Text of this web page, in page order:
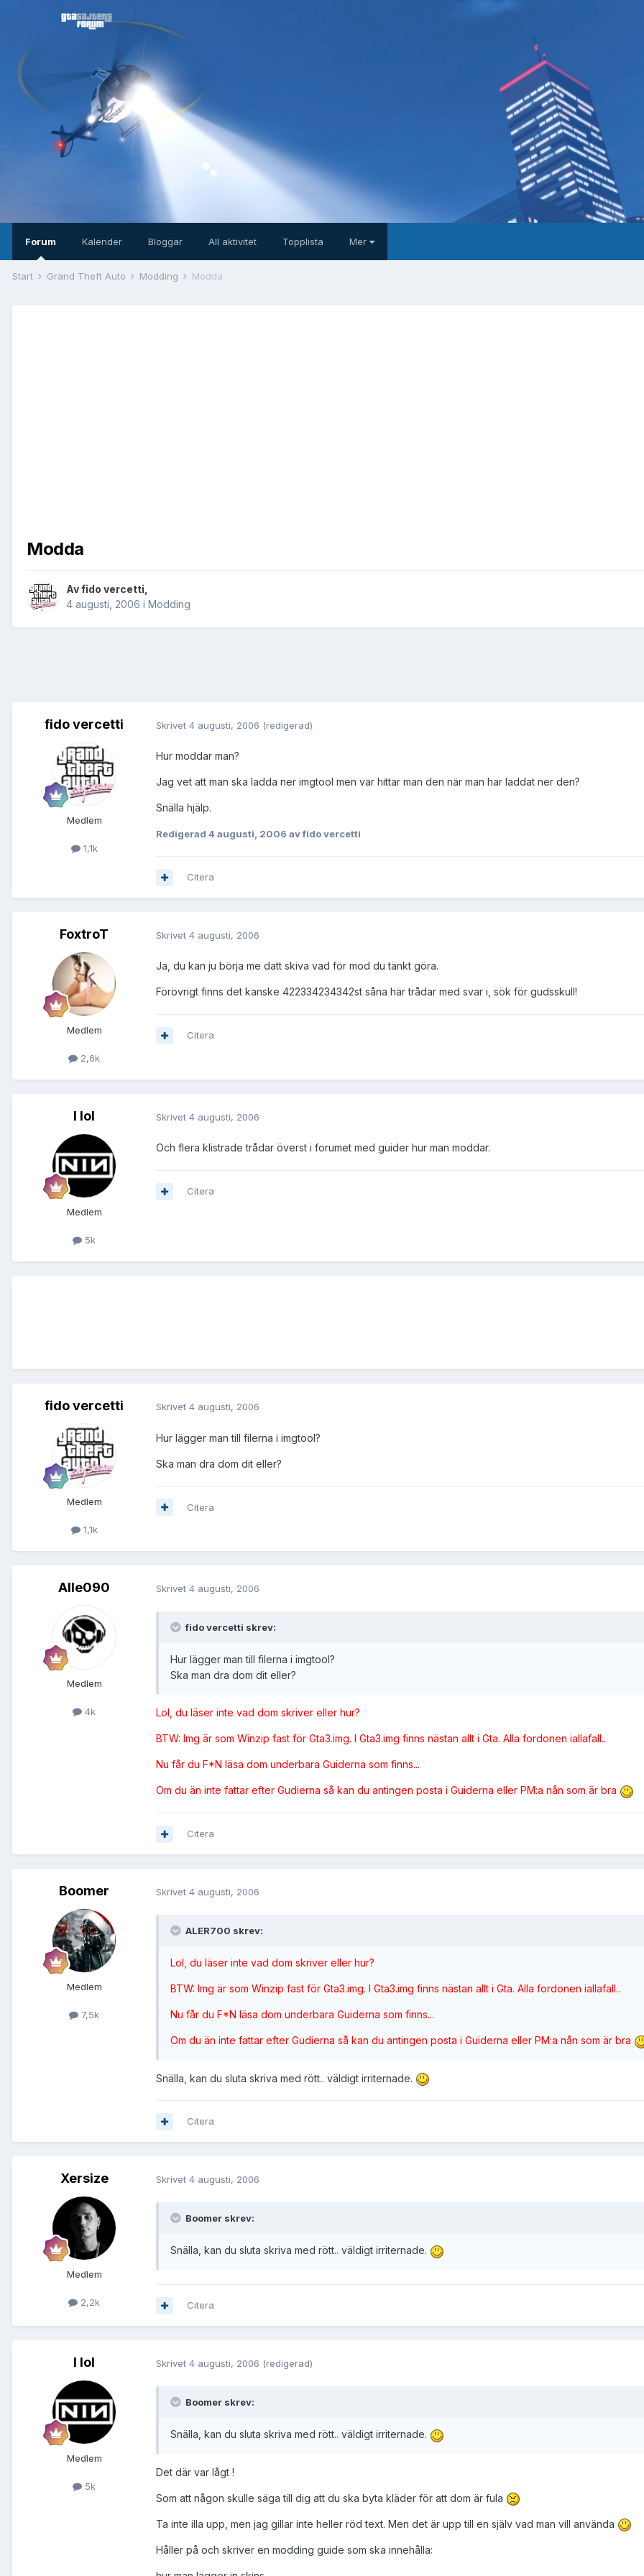
Forum Kalender Bloggar All aktivitet Topplista Mer
Start Grand Theft Auto Modding Modda
Modda
Avfido vercetti
4 augusti, 2006 i Modding
fido vercetti
Medlem
1,1k
Skrivet 4 augusti, 2006 (redigerad)
Hur moddar man?
Jag vet att man ska ladda ner imgtool men var hittar man den när man har laddat ner den?
Snälla hjälp.
Redigerad 4 augusti, 2006 av fido vercetti
Citera
FoxtroT
Medlem
2,6k
Skrivet 4 augusti, 2006
Ja, du kan ju börja me datt skiva vad för mod du tänkt göra.
Förövrigt finns det kanske 422334234342st såna här trådar med svar i, sök för gudsskull!
Citera
I lol
Medlem
5k
Skrivet 4 augusti, 2006
Och flera klistrade trådar överst i forumet med guider hur man moddar.
Citera
fido vercetti
Medlem
1,1k
Skrivet 4 augusti, 2006
Hur lägger man till filerna i imgtool?
Ska man dra dom dit eller?
Citera
Alle090
Medlem
4k
Skrivet 4 augusti, 2006
fido vercetti skrev:
Hur lägger man till filerna i imgtool?
Ska man dra dom dit eller?
Lol, du läser inte vad dom skriver eller hur?
BTW: Img är som Winzip fast för Gta3.img. I Gta3.img finns nästan allt i Gta. Alla fordonen iallafall..
Nu får du F*N läsa dom underbara Guiderna som finns...
Om du än inte fattar efter Gudierna så kan du antingen posta i Guiderna eller PM:a nån som är bra
Citera
Boomer
Medlem
7,5k
Skrivet 4 augusti, 2006
ALER700 skrev:
Lol, du läser inte vad dom skriver eller hur?
BTW: Img är som Winzip fast för Gta3.img. I Gta3.img finns nästan allt i Gta. Alla fordonen iallafall..
Nu får du F*N läsa dom underbara Guiderna som finns...
Om du än inte fattar efter Gudierna så kan du antingen posta i Guiderna eller PM:a nån som är bra
Snälla, kan du sluta skriva med rött.. väldigt irriternade.
Citera
Xersize
Medlem
2,2k
Skrivet 4 augusti, 2006
Boomer skrev:
Snälla, kan du sluta skriva med rött.. väldigt irriternade.
Citera
I lol
Medlem
5k
Skrivet 4 augusti, 2006 (redigerad)
Boomer skrev:
Snälla, kan du sluta skriva med rött.. väldigt irriternade.
Det där var lågt !
Som att någon skulle säga till dig att du ska byta kläder för att dom är fula
Ta inte illa upp, men jag gillar inte heller röd text. Men det är upp till en själv vad man vill använda
Håller på och skriver en modding guide som ska innehålla: